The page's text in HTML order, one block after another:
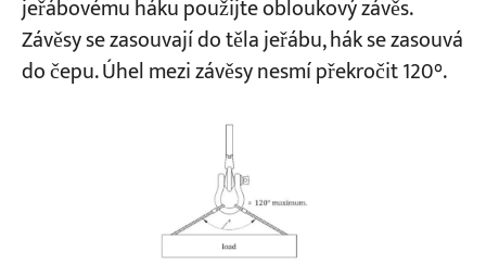
jeřábovému háku použijte obloukový závěs.
Závěsy se zasouvají do těla jeřábu, hák se zasouvá
do čepu. Úhel mezi závěsy nesmí překročit 120°.